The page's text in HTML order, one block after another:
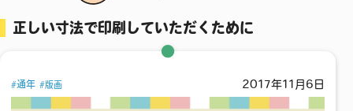
正しい寸法で印刷していただくために
通年 版画 2017年11月6日